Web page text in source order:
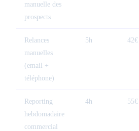
manuelle des
prospects
Relances
manuelles
(email +
téléphone)
5h 42€
Reporting
hebdomadaire
commercial
4h 55€